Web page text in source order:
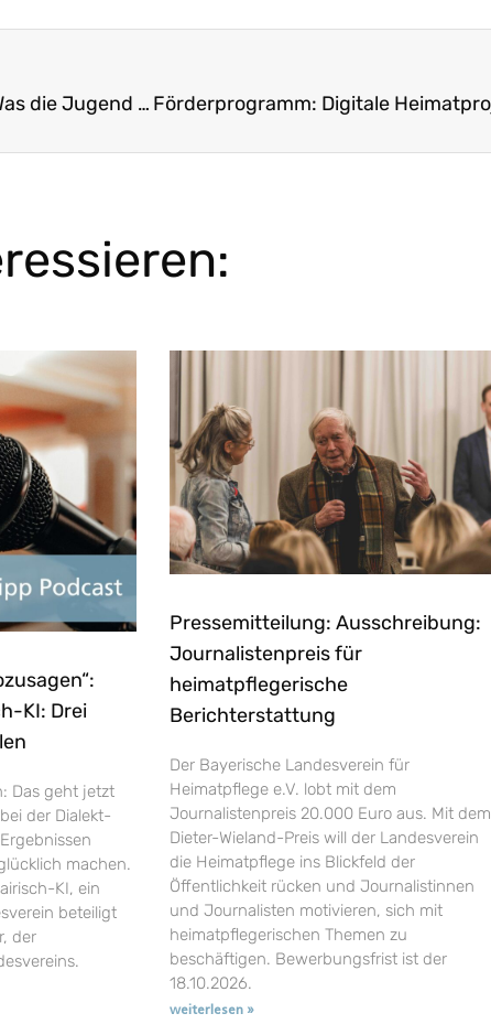
Nachlese: Online-Fachtagung der KLJB „Stadt. Land. Wo? Was die Jugend treibt“
KI: Drei
Das geht jetzt
der Dialekt-
machen.
KI, ein
beteiligt
der
Pressemitteilung: Ausschreibung:
Journalistenpreis für
heimatpflegerische
Berichterstattung
Der Bayerische Landesverein für
Heimatpflege e.V. lobt mit dem
Journalistenpreis 20.000 Euro aus. Mit dem
Dieter-Wieland-Preis will der Landesverein
die Heimatpflege ins Blickfeld der
Öffentlichkeit rücken und Journalistinnen
und Journalisten motivieren, sich mit
heimatpflegerischen Themen zu
beschäftigen. Bewerbungsfrist ist der
18.10.2026.
weiterlesen »